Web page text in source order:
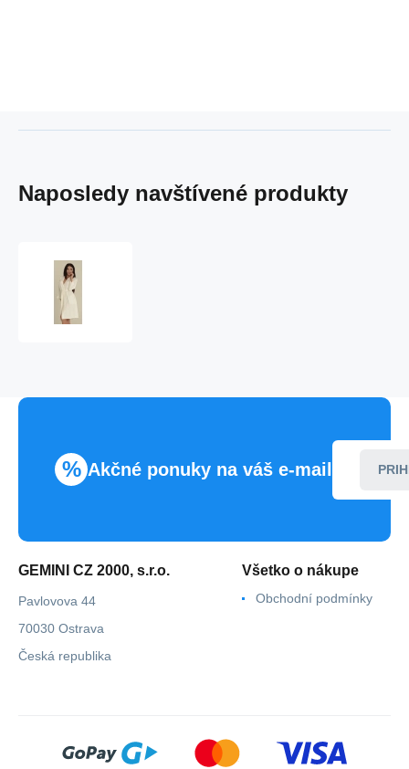
Naposledy navštívené produkty
LAFENSE
% Akčné ponuky na váš e-mail
GEMINI CZ 2000, s.r.o.
Pavlovova 44
70030 Ostrava
Česká republika
Všetko o nákupe
Obchodní podmínky